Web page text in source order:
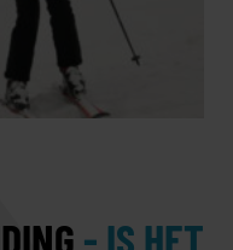
- IS HET